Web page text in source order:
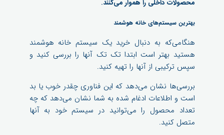
محصولات داخلی را هموار می‌کنند.
بهترین سیستم‌های خانه هوشمند
هنگامی‌که به دنبال خرید یک سیستم خانه هوشمند
هستید بهتر است ابتدا تک تک آنها را بررسی کنید و
سپس ترکیبی از آنها را تهیه کنید.
بررسی‌ها نشان می‌دهد که این فناوری چقدر خوب یا بد
است و اطلاعات ادغام شده به شما نشان می‌دهد که چه
تعداد محصول را می‌توانید در سیستم خود به آنها
متصل کنید.